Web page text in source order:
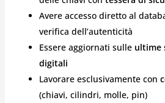
Avere accesso diretto al
verifica dell’autenticità
Essere aggiornati sulle ultime
digitali
Lavorare esclusivamente con
(chiavi, cilindri, molle, pin)